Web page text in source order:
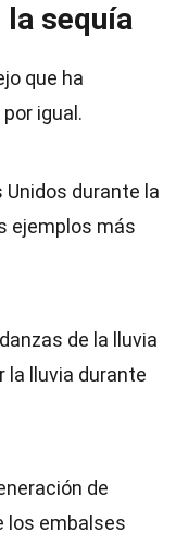
sequía
que ha
igual.
Unidos durante la
ejemplos más
de la lluvia
la lluvia durante
de
los embalses